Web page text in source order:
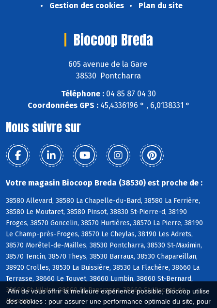
Afin de vous offrir la meilleure expérience possible, Biocoop utilise
des cookies : pour assurer une performance optimale du site, pour
Gestion des cookies
Plan du site
Biocoop Breda
605 avenue de la Gare
38530 Pontcharra
Téléphone : 04 85 87 04 30
Coordonnées GPS :45,4336196 ° , 6,0138331 °
Nous suivre sur
Votre magasin Biocoop Breda (38530) est proche de :
38580 Allevard, 38580 La Chapelle-du-Bard, 38580 La Ferrière,
38580 Le Moutaret, 38580 Pinsot, 38830 St-Pierre-d, 38190
Froges, 38570 Goncelin, 38570 Hurtières, 38570 La Pierre, 38190
Le Champ-près-Froges, 38570 Le Cheylas, 38190 Les Adrets,
38570 Morêtel-de-Mailles, 38530 Pontcharra, 38530 St-Maximin,
38570 Tencin, 38570 Theys, 38530 Barraux, 38530 Chapareillan,
38920 Crolles, 38530 La Buissière, 38530 La Flachère, 38660 La
Terrasse, 38660 Le Touvet, 38660 Lumbin, 38660 St-Bernard,
38660 St-Hilaire, 38660 St-Pancrasse, 38660 St-Vincent-de-
Mercuze